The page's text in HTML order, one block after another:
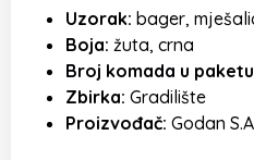
Uzorak: bager,
Boja: žuta, crna
Broj komada u
Zbirka: Gradilište
Proizvođač: Godan S.A